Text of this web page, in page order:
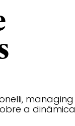
managing
a dinâmica